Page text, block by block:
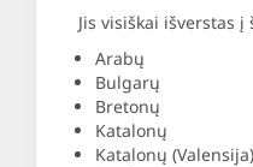
Jis visiškai išverstas į
Arabų
Bulgarų
Bretonų
Katalonų
Katalonų (Valensija)